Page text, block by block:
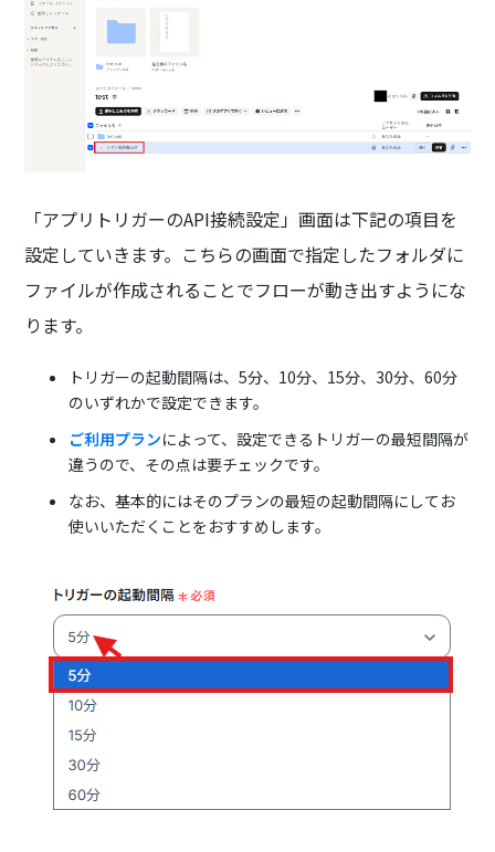
「アプリトリガーのAPI接続設定」画面は下記の項目を
設定していきます。こちらの画面で指定したフォルダに
ファイルが作成されることでフローが動き出すようにな
ります。
トリガーの起動間隔は、5分、10分、15分、30分、60分
のいずれかで設定できます。
ご利用プランによって、設定できるトリガーの最短間隔が
違うので、その点は要チェックです。
なお、基本的にはそのプランの最短の起動間隔にしてお
使いいただくことをおすすめします。